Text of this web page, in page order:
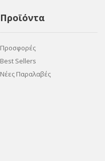
Προϊόντα
Προσφορές
Best Sellers
Νέες Παραλαβές